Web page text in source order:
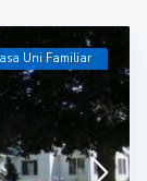
Uni Familiar